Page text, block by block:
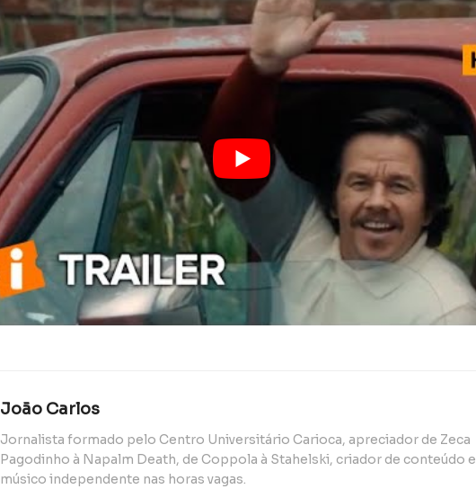
João Carlos
Jornalista formado pelo Centro Universitário Carioca, apreciador de Zeca
Pagodinho à Napalm Death, de Coppola à Stahelski, criador de conteúdo e
músico independente nas horas vagas.